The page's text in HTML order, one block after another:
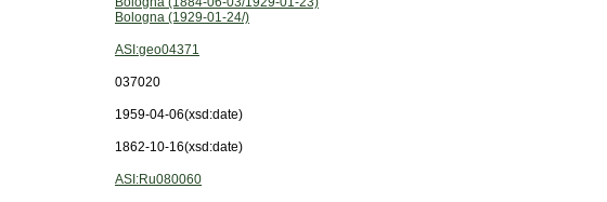
Bologna (1929-01-24/)
ASI:geo04371
037020
1959-04-06(xsd:date)
1862-10-16(xsd:date)
ASI:Ru080060